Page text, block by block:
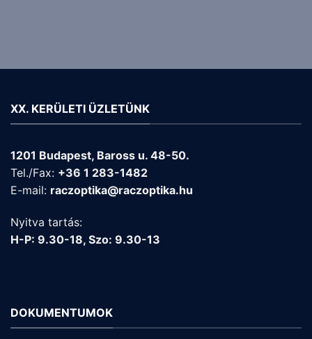
XX. KERÜLETI ÜZLETÜNK
1201 Budapest, Baross u. 48-50.
Tel./Fax: +36 1 283-1482
E-mail: raczoptika@raczoptika.hu
Nyitva tartás:
H-P: 9.30-18, Szo: 9.30-13
DOKUMENTUMOK